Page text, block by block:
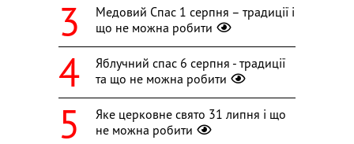
Медовий Спас 1 серпня – традиції і
що не можна робити
Яблучний спас 6 серпня - традиції
та що не можна робити
Яке церковне свято 31 липня і що
не можна робити